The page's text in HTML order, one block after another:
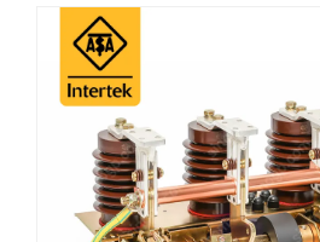
Solusi
Unduh
Hubungi Kami